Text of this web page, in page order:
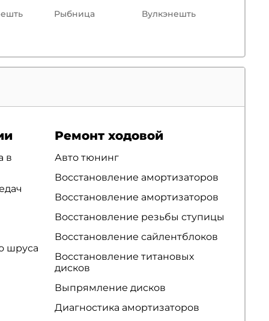
Рыбница Вулкэнешть
в
шруса
Ремонт ходовой
Авто тюнинг
Восстановление амортизаторов
Восстановление амортизаторов
Восстановление резьбы ступицы
Восстановление сайлентблоков
Восстановление титановых
дисков
Выпрямление дисков
Диагностика амортизаторов